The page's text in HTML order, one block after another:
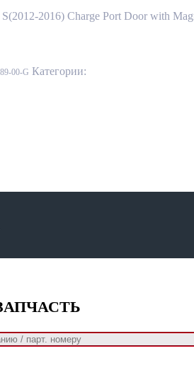
2016) Charge Port Door with
00-G Категории: